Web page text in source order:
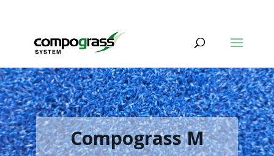
Compograss M